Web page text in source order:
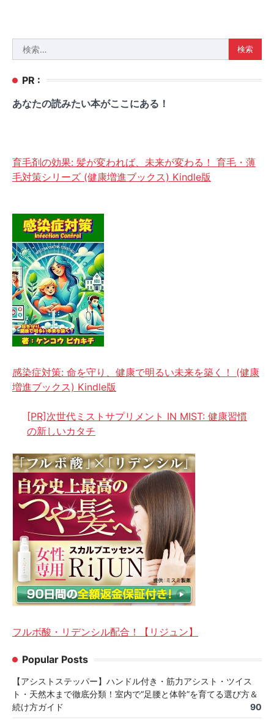
索:
PR :
あなたの読みたい本がここにある！
育毛剤の効果: 髪が変われば、未来が変わる！ 育毛・薄
毛対策シリーズ (健康増進ブックス) Kindle版
感染症対策: 命を守り、健康で明るい未来を築く！ (健康
増進ブックス) Kindle版
[PR]次世代ミストサプリメント IN MIST: 健康習慣
の新しいカタチ
フルボ酸・リデンシル配合！【リジュン】
Popular Posts
【アシストステッパー】ハンドル付き・筋力アシスト・ツイス
ト・天然木まで徹底分類！室内で“足腰と体幹”を育てる選び方＆
続け方ガイド
90